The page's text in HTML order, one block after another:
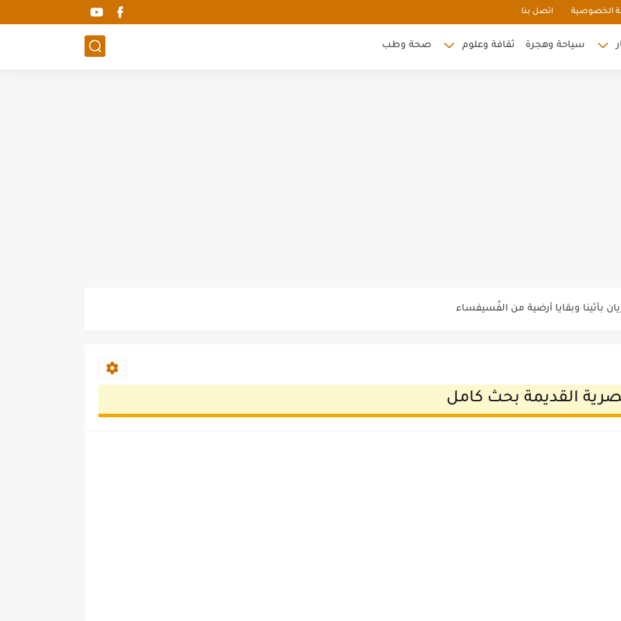
الخصوصية اتصل بنا
سياحة وهجرة ثقافة وعلوم صحة وطب
بأثينا وبقايا أرضية من الفُسيفساء
فراش الموتالقديمة بحث كامل